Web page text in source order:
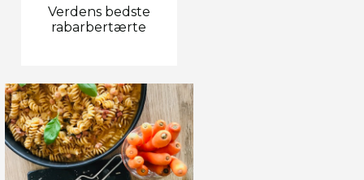
Verdens bedste
rabarbertærte